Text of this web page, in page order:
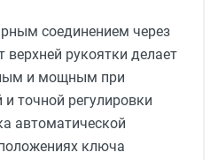
соединением через
рукоятки делает
и мощным при
точной регулировки
автоматической
ключа